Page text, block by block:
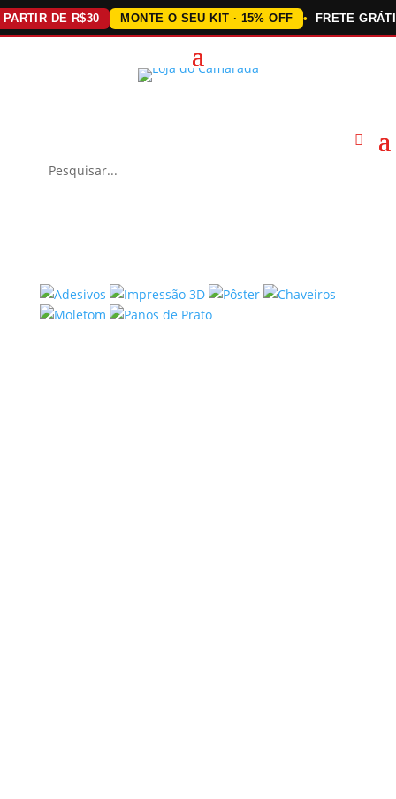
DE R$30 MONTE O SEU KIT · 15% OFF FRETE GRÁTIS